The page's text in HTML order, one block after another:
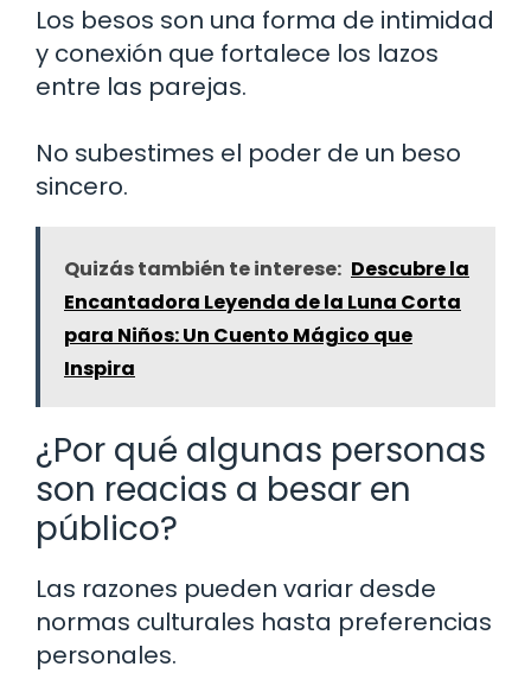
Los besos son una forma de intimidad
y conexión que fortalece los lazos
entre las parejas.
No subestimes el poder de un beso
sincero.
Quizás también te interese: Descubre la
Encantadora Leyenda de la Luna Corta
para Niños: Un Cuento Mágico que
Inspira
¿Por qué algunas personas
son reacias a besar en
público?
Las razones pueden variar desde
normas culturales hasta preferencias
personales.